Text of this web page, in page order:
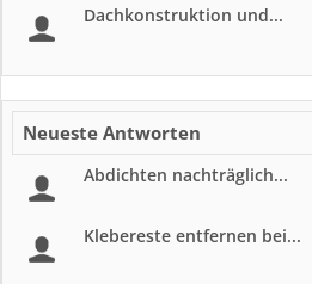
Dachkonstruktion und...
Neueste Antworten
Abdichten nachträglich...
Klebereste entfernen bei...